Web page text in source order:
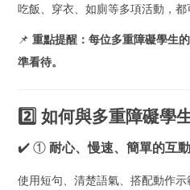
吃飯、穿衣、如廁等多項活動，都
📌 重點提醒：每位多重障礙學生
準看待。
2️⃣ 如何與多重障礙學
✔️ ① 耐心、慢速、簡單的互
使用短句、清楚語氣、搭配動作示